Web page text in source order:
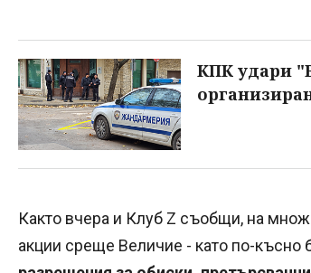
КПК удари
Както вчера и Клуб Z съобщи, на
акции среще Величие - като по-